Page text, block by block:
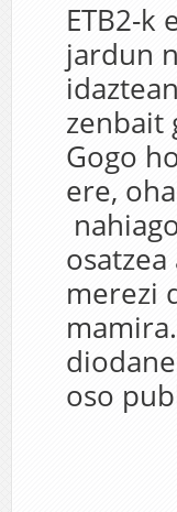
ETB2-k
jardun
zenbait
Gogo
ere,
merezi
oso